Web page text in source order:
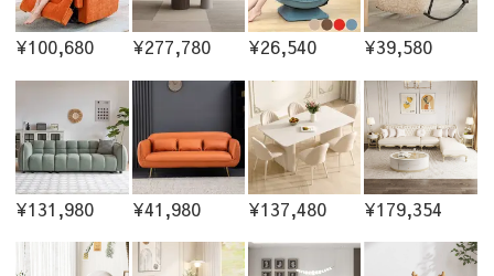
¥100,680 ¥277,780 ¥26,540 ¥39,580
¥131,980 ¥41,980 ¥137,480 ¥179,354